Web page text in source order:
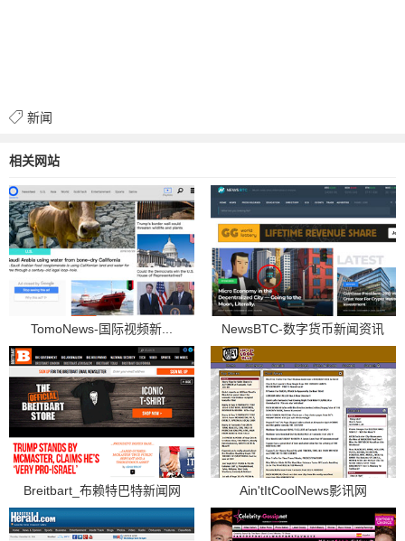
新闻
相关网站
TomoNews-国际视频新... NewsBTC-数字货币新闻资讯
Breitbart_布赖特巴特新闻网 Ain'tItCoolNews影讯网